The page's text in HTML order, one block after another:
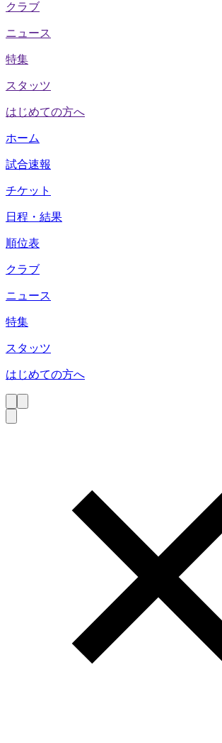
クラブ
ニュース
特集
スタッツ
はじめての方へ
ホーム
試合速報
チケット
日程・結果
順位表
クラブ
ニュース
特集
スタッツ
はじめての方へ